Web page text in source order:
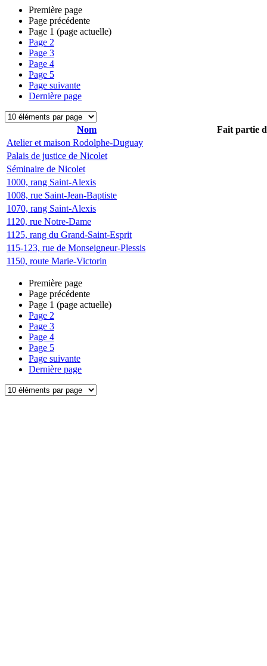
Première page
Page précédente
Page 1 (page actuelle)
Page 2
Page 3
Page 4
Page 5
Page suivante
Dernière page
Nom
Fait partie
Atelier et maison Rodolphe-Duguay
Palais de justice de Nicolet
Séminaire de Nicolet
1000, rang Saint-Alexis
1008, rue Saint-Jean-Baptiste
1070, rang Saint-Alexis
1120, rue Notre-Dame
1125, rang du Grand-Saint-Esprit
115-123, rue de Monseigneur-Plessis
1150, route Marie-Victorin
Première page
Page précédente
Page 1 (page actuelle)
Page 2
Page 3
Page 4
Page 5
Page suivante
Dernière page